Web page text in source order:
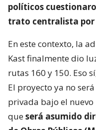
políticos
trato centralista por
En este contexto, la
Kast finalmente dio
rutas 160 y 150. Eso
El proyecto ya no
privada bajo el nuevo
queserá asumido